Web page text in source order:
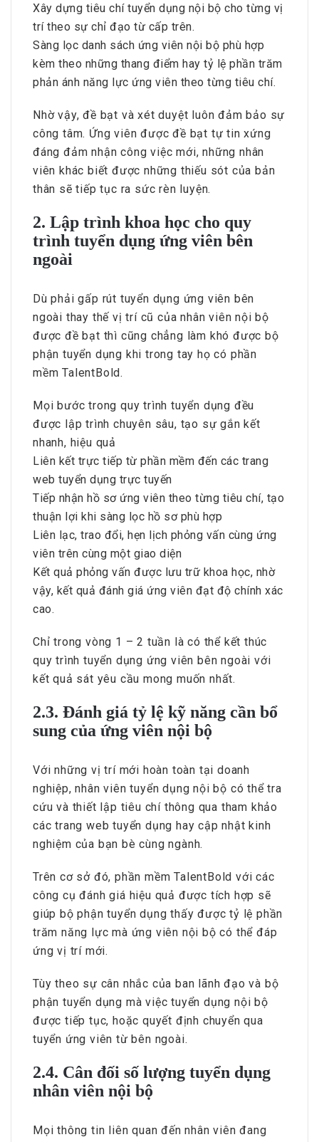
Xây dựng tiêu chí tuyển dụng nội bộ cho từng vị
trí theo sự chỉ đạo từ cấp trên.
Sàng lọc danh sách ứng viên nội bộ phù hợp
kèm theo những thang điểm hay tỷ lệ phần trăm
phản ánh năng lực ứng viên theo từng tiêu chí.
Nhờ vậy, đề bạt và xét duyệt luôn đảm bảo sự
công tâm. Ứng viên được đề bạt tự tin xứng
đáng đảm nhận công việc mới, những nhân
viên khác biết được những thiếu sót của bản
thân sẽ tiếp tục ra sức rèn luyện.
2. Lập trình khoa học cho quy
trình tuyển dụng ứng viên bên
ngoài
Dù phải gấp rút tuyển dụng ứng viên bên
ngoài thay thế vị trí cũ của nhân viên nội bộ
được đề bạt thì cũng chẳng làm khó được bộ
phận tuyển dụng khi trong tay họ có phần
mềm TalentBold.
Mọi bước trong quy trình tuyển dụng đều
được lập trình chuyên sâu, tạo sự gắn kết
nhanh, hiệu quả
Liên kết trực tiếp từ phần mềm đến các trang
web tuyển dụng trực tuyến
Tiếp nhận hồ sơ ứng viên theo từng tiêu chí, tạo
thuận lợi khi sàng lọc hồ sơ phù hợp
Liên lạc, trao đổi, hẹn lịch phỏng vấn cùng ứng
viên trên cùng một giao diện
Kết quả phỏng vấn được lưu trữ khoa học, nhờ
vậy, kết quả đánh giá ứng viên đạt độ chính xác
cao.
Chỉ trong vòng 1 – 2 tuần là có thể kết thúc
quy trình tuyển dụng ứng viên bên ngoài với
kết quả sát yêu cầu mong muốn nhất.
2.3. Đánh giá tỷ lệ kỹ năng cần bổ
sung của ứng viên nội bộ
Với những vị trí mới hoàn toàn tại doanh
nghiệp, nhân viên tuyển dụng nội bộ có thể tra
cứu và thiết lập tiêu chí thông qua tham khảo
các trang web tuyển dụng hay cập nhật kinh
nghiệm của bạn bè cùng ngành.
Trên cơ sở đó, phần mềm TalentBold với các
công cụ đánh giá hiệu quả được tích hợp sẽ
giúp bộ phận tuyển dụng thấy được tỷ lệ phần
trăm năng lực mà ứng viên nội bộ có thể đáp
ứng vị trí mới.
Tùy theo sự cân nhắc của ban lãnh đạo và bộ
phận tuyển dụng mà việc tuyển dụng nội bộ
được tiếp tục, hoặc quyết định chuyển qua
tuyển ứng viên từ bên ngoài.
2.4. Cân đối số lượng tuyển dụng
nhân viên nội bộ
Mọi thông tin liên quan đến nhân viên đang